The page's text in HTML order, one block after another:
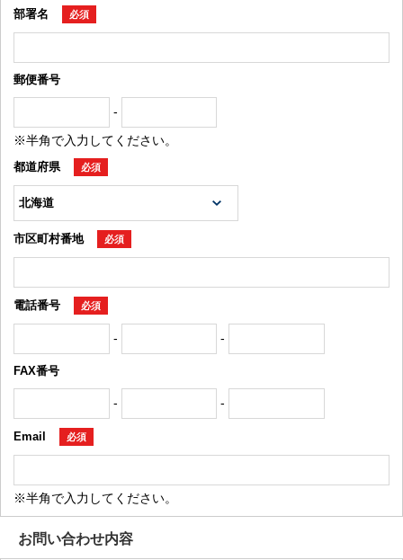
部署名 必須
郵便番号
-
※半角で入力してください。
都道府県 必須
市区町村番地 必須
電話番号 必須
- -
FAX番号
- -
Email 必須
※半角で入力してください。
お問い合わせ内容